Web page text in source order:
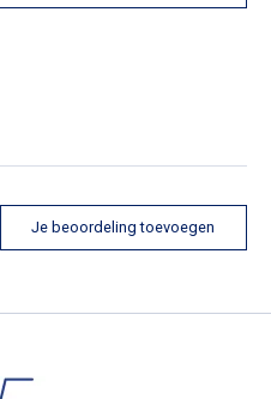
Je beoordeling toevoegen